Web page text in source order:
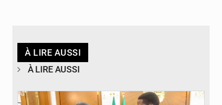
À LIRE AUSSI
À LIRE AUSSI